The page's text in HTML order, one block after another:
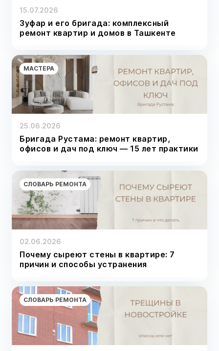
15.07.2026
Зуфар и его бригада: комплексный
ремонт квартир и домов в Ташкенте
МАСТЕРА
25.06.2026
Бригада Рустама: ремонт квартир,
офисов и дач под ключ — 15 лет практики
СЛОВАРЬ РЕМОНТА
02.06.2026
Почему сыреют стены в квартире: 7
причин и способы устранения
СЛОВАРЬ РЕМОНТА